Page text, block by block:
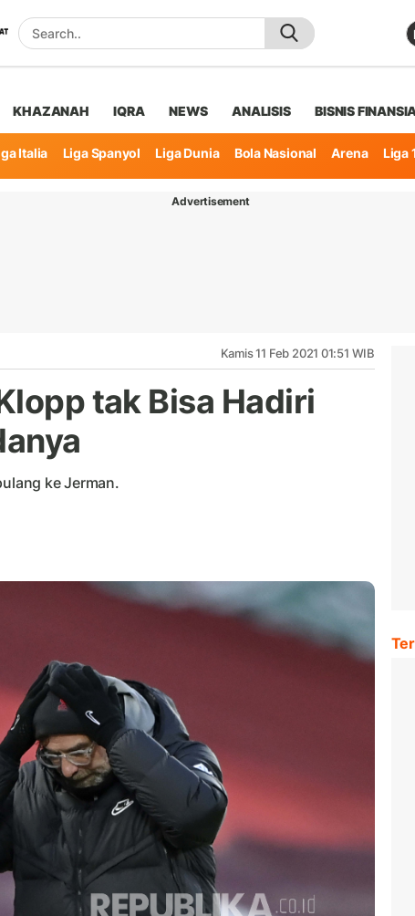
KHAZANAH IQRA NEWS ANALISIS BISNIS
Italia Liga Spanyol Liga Dunia Bola Nasional Arena
Liga
Advertisement
Kamis 11 Feb 2021 01:51 WIB
tak Bisa Hadiri
ke Jerman.